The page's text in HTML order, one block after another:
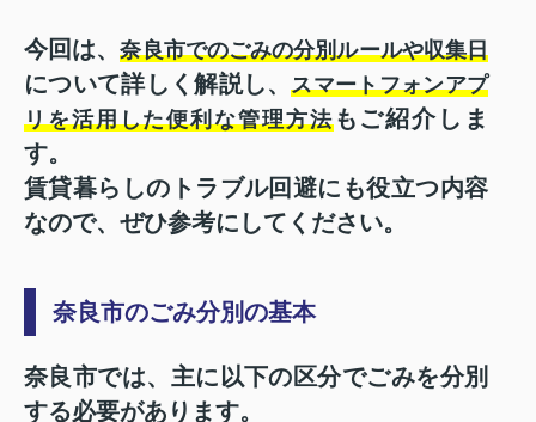
今回は、奈良市でのごみの分別ルールや収集日
について詳しく解説し、スマートフォンアプ
リを活用した便利な管理方法もご紹介しま
す。
賃貸暮らしのトラブル回避にも役立つ内容
なので、ぜひ参考にしてください。
奈良市のごみ分別の基本
奈良市では、主に以下の区分でごみを分別
する必要があります。